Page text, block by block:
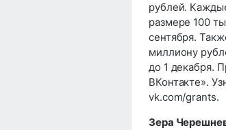
рублей.
размере 100
сентября.
миллиону
до 1 декабря.
ВКонтакте».
vk.com/grants.
Зера